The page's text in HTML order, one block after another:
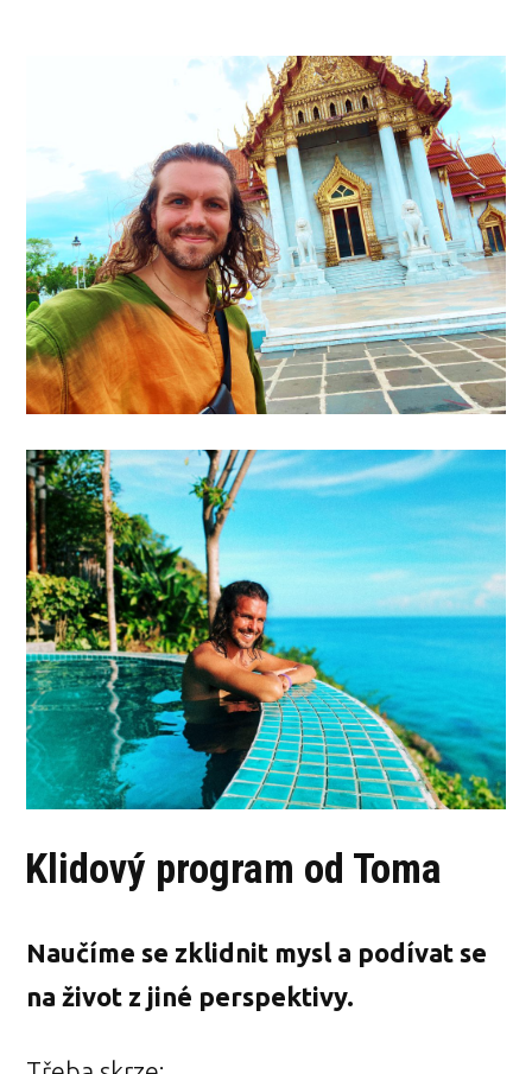
Klidový program od Toma
Naučíme se zklidnit mysl a podívat se
na život z jiné perspektivy.